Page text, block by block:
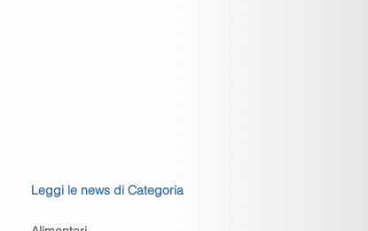
Leggi le news di Categoria